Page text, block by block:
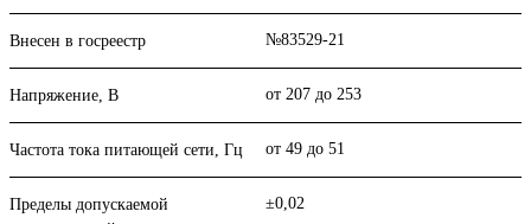
Внесен в госреестр №83529-21
Напряжение, В от 207 до 253
Частота тока питающей сети, Гц от 49 до 51
Пределы допускаемой
±0,02